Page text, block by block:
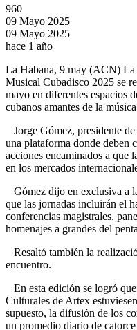
960
09 Mayo 2025
09 Mayo 2025
hace 1 año
La Habana, 9 may (ACN) La
Musical Cubadisco 2025 se
mayo en diferentes espacios
cubanos amantes de la
Jorge Gómez, presidente
una plataforma donde deben
acciones encaminados a que
en los mercados
Gómez dijo en exclusiva a
que las jornadas incluirán el
conferencias magistrales,
homenajes a grandes del
Resaltó también la
encuentro.
En esta edición se logró
Culturales de Artex
supuesto, la difusión de los
un promedio diario de